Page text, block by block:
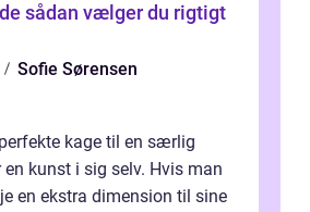
Sofie Sørensen
kage til en særlig
en kunst i sig selv. Hvis man
en ekstra dimension til sine